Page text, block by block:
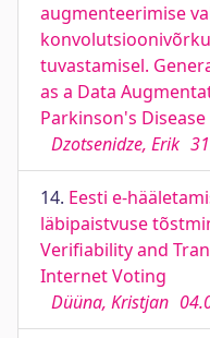
augmenteerimise
tuvastamisel.
as a Data
Parkinson's
Dzotsenidze, Erik
14. Eesti e-
läbipaistvuse
Verifiability and
Internet Voting
Düüna, Kristjan